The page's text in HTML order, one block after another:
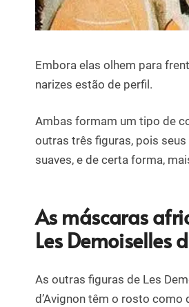
Embora elas olhem para
narizes estão de perfil.
Ambas formam um tipo de
outras três figuras, pois
suaves, e de certa forma,
As máscaras
Les Demoiselles
As outras figuras de Les
d’Avignon têm o rosto como